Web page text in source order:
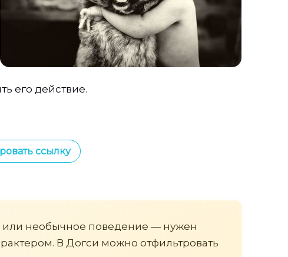
его действие.
ссылку
или необычное поведение — нужен
В Догси можно отфильтровать